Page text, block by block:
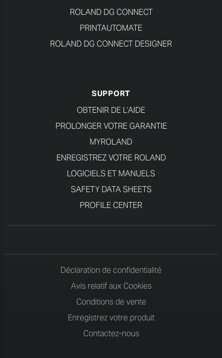
ROLAND DG CONNECT
PRINTAUTOMATE
ROLAND DG CONNECT DESIGNER
SUPPORT
OBTENIR DE L’AIDE
PROLONGER VOTRE GARANTIE
MYROLAND
ENREGISTREZ VOTRE ROLAND
LOGICIELS ET MANUELS
SAFETY DATA SHEETS
PROFILE CENTER
Déclaration de confidentialité
Avis relatif aux Cookies
Conditions de vente
Enregistrez votre produit
Contactez-nous